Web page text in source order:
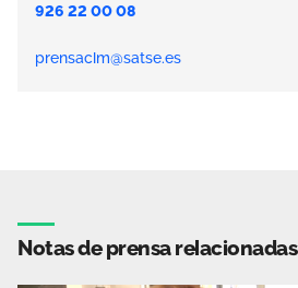
926 22 00 08
prensaclm@satse.es
Notas de prensa relacionadas